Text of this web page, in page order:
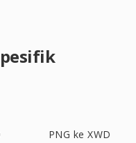
PNG ke XWD